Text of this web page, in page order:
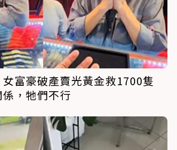
富豪破產賣光黃金救1700隻
，牠們不行